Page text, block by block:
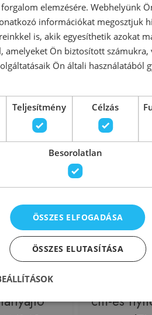
000 Ft
140
Rendelésre
cm-es
forgalom elemzésére. Webhelyünk
információkat megosztjuk
is, akik egyesíthetik azokat
amelyeket Ön biztosított számukra,
Ön általi használatából
Teljesítmény Célzás
Besorolatlan
ÖSSZES ELFOGADÁSA
ÖSSZES ELUTASÍTÁSA